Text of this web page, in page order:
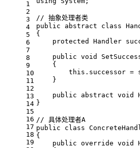
1
2
3
4
5
6
7
8
9
10
11
12
13
14
15
16
17
18
19
// 抽象处理者类
public
abstract class
{
protected
Handler
public void
    {
this .successor =
    }
public
abstract void
}
// 具体处理者A
public
class
{
public override void